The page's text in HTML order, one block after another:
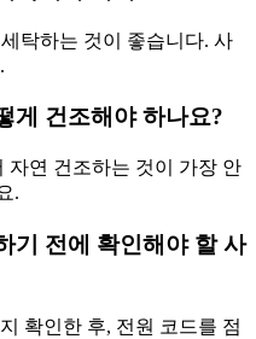
탁하는 것이 좋습니다. 사
게 건조해야 하나요?
자연 건조하는 것이 가장 안
.
기 전에 확인해야 할 사
확인한 후, 전원 코드를 점